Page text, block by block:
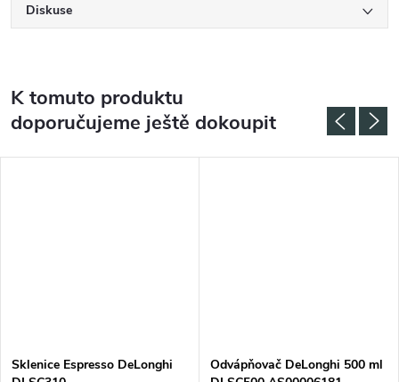
Diskuse
K tomuto produktu
doporučujeme ještě dokoupit
Sklenice Espresso DeLonghi
Odvápňovač DeLonghi 500 ml